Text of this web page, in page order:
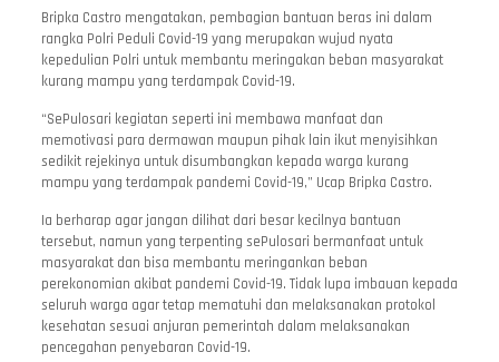
Bripka Castro mengatakan, pembagian bantuan beras ini dalam
rangka Polri Peduli Covid-19 yang merupakan wujud nyata
kepedulian Polri untuk membantu meringakan beban masyarakat
kurang mampu yang terdampak Covid-19.
“SePulosari kegiatan seperti ini membawa manfaat dan
memotivasi para dermawan maupun pihak lain ikut menyisihkan
sedikit rejekinya untuk disumbangkan kepada warga kurang
mampu yang terdampak pandemi Covid-19,” Ucap Bripka Castro.
Ia berharap agar jangan dilihat dari besar kecilnya bantuan
tersebut, namun yang terpenting sePulosari bermanfaat untuk
masyarakat dan bisa membantu meringankan beban
perekonomian akibat pandemi Covid-19. Tidak lupa imbauan kepada
seluruh warga agar tetap mematuhi dan melaksanakan protokol
kesehatan sesuai anjuran pemerintah dalam melaksanakan
pencegahan penyebaran Covid-19.